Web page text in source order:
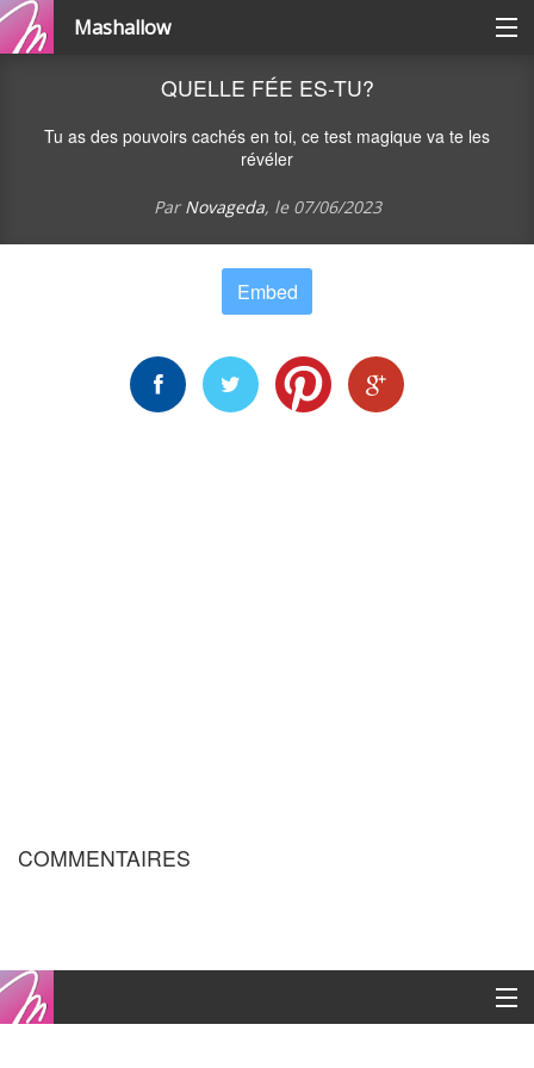
Mashallow
Se connecter / s'inscrire
Créer un quizz
QUELLE FÉE ES-TU?
Tu as des pouvoirs cachés en toi, ce test magique va te les
révéler
Par Novageda, le 07/06/2023
Embed
COMMENTAIRES